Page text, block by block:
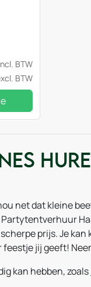
BTW
BTW
net dat kleine
prijs. Je kan
jij geeft!
kan hebben, zoals